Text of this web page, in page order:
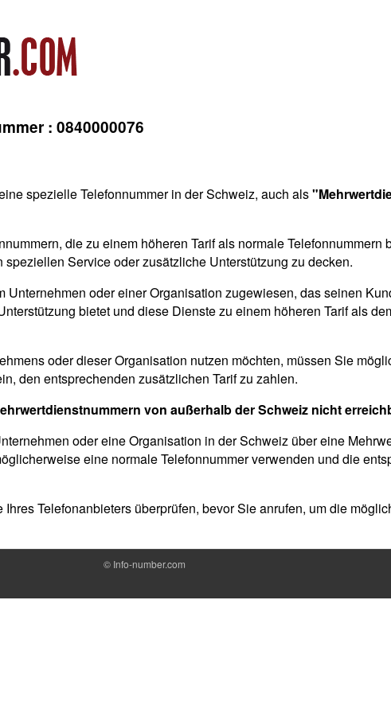
: 0840000076
spezielle Telefonnummer in der Schweiz, auch als
die zu einem höheren Tarif als normale Telefonnummern
Service oder zusätzliche Unterstützung zu decken.
Unternehmen oder einer Organisation zugewiesen, das seinen
bietet und diese Dienste zu einem höheren Tarif als
oder dieser Organisation nutzen möchten, müssen Sie
den entsprechenden zusätzlichen Tarif zu zahlen.
von außerhalb der Schweiz nicht
oder eine Organisation in der Schweiz über eine
eine normale Telefonnummer verwenden und die
Telefonanbieters überprüfen, bevor Sie anrufen, um die
© Info-number.com